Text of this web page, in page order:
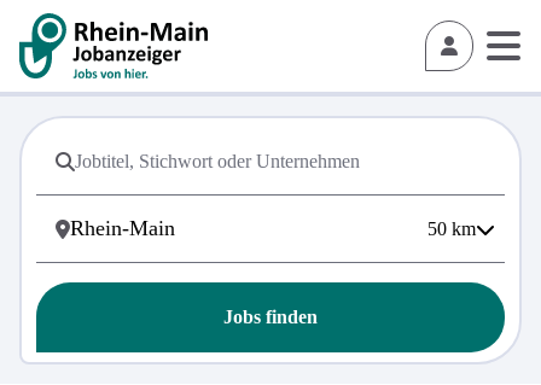
50 km
Jobs finden